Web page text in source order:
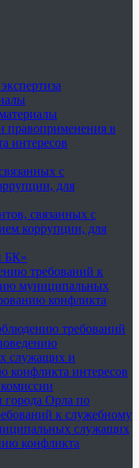
правоприменения в
интересов
с
для
связанных с
коррупции, для
БК»
требований к
муниципальных
конфликта
требований
служащих и
конфликта интересов
города Орла по
к служебному
служащих
конфликта